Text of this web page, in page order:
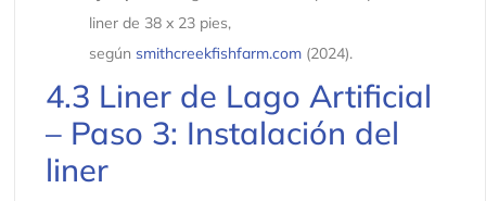
liner de 38 x 23 pies,
según smithcreekfishfarm.com(2024).
4.3 Liner de Lago Artificial
– Paso 3: Instalación del
liner